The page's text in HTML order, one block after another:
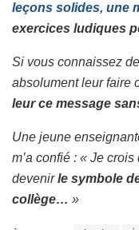
leçons solides, une
exercices ludiques
Si vous connaissez
absolument leur faire
leur ce message
Une jeune
m’a confié : « Je
devenirle symbole
collège… »